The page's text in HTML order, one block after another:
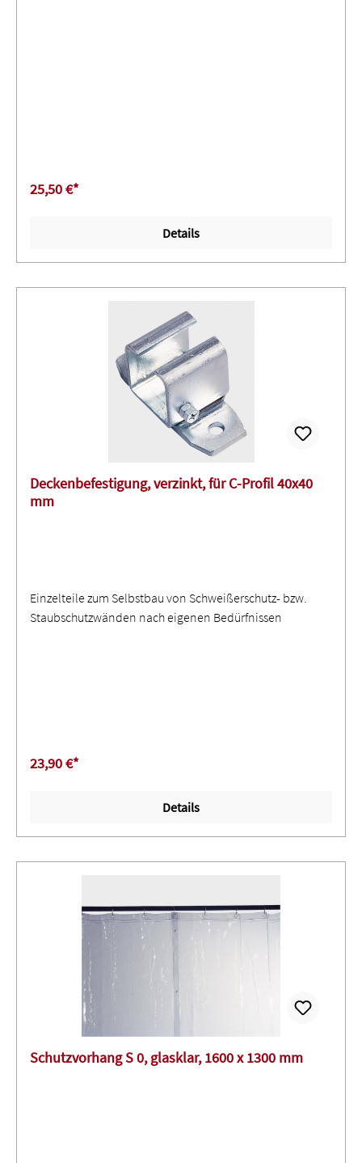
25,50 €*
Details
Deckenbefestigung, verzinkt, für C-Profil 40x40
mm
Einzelteile zum Selbstbau von Schweißerschutz- bzw.
Staubschutzwänden nach eigenen Bedürfnissen
23,90 €*
Details
Schutzvorhang S 0, glasklar, 1600 x 1300 mm